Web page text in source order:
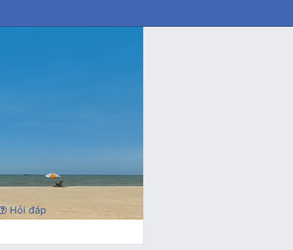
Hỏi đáp